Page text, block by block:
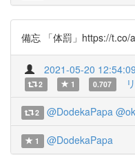
備忘 「体罰」https://t.co/
2021-05-20 12:54:09
2 1 0.707
2 @DodekaPapa
1 @DodekaPapa